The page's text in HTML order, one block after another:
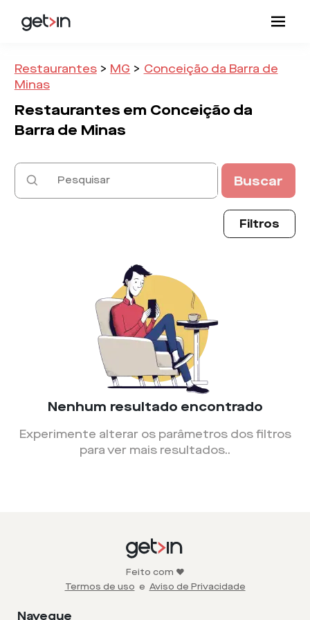
Restaurantes > MG > Conceição da Barra de
Minas
Restaurantes em Conceição da
Barra de Minas
Buscar
Filtros
Nenhum resultado encontrado
Experimente alterar os parâmetros dos filtros
para ver mais resultados..
Feito com ❤️
Termos de uso e Aviso de Privacidade
Navegue